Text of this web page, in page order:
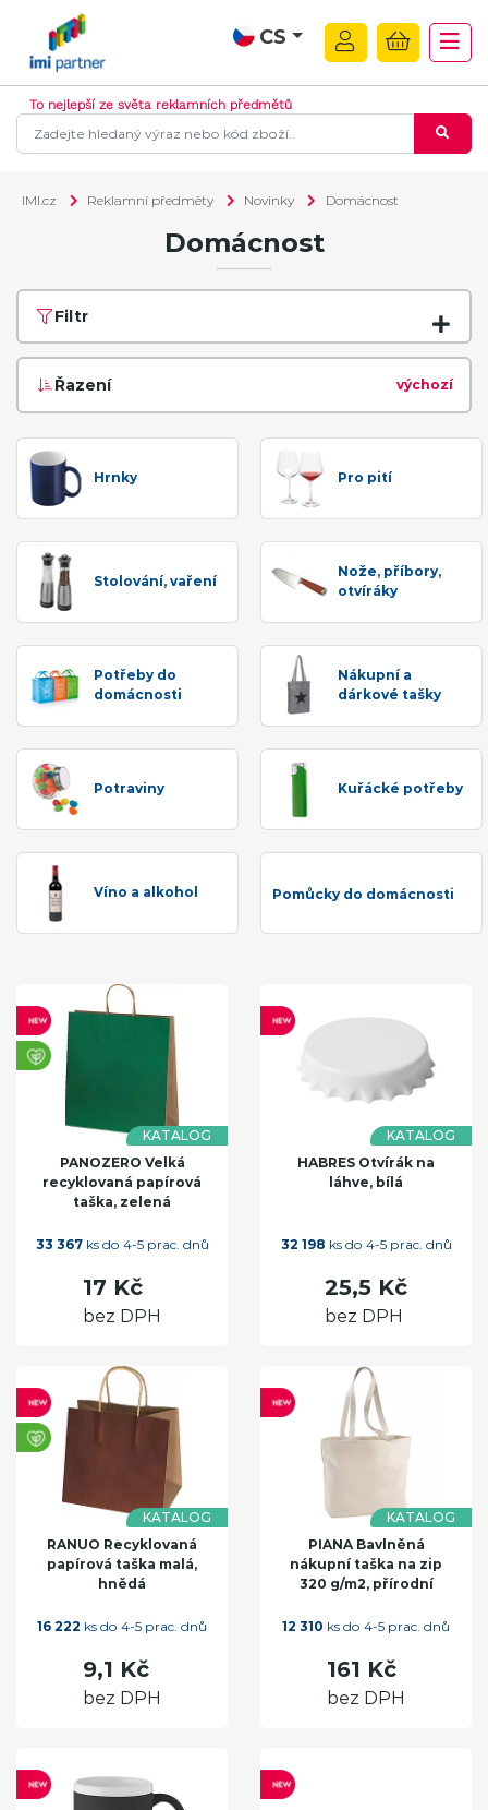
CS
To nejlepší ze světa reklamních předmětů
IMI.cz Reklamní předměty Novinky Domácnost
Domácnost
Filtr
Řazení výchozí
Hrnky Pro pití
Stolování, vaření
Nože, příbory,
otvíráky
Potřeby do
domácnosti
Nákupní a
dárkové tašky
Potraviny Kuřácké potřeby
Víno a alkohol Pomůcky do domácnosti
KATALOG
PANOZERO Velká
recyklovaná papírová
taška, zelená
33 367ks do 4-5 prac. dnů
17 Kč
bez DPH
KATALOG
HABRES Otvírák na
láhve, bílá
32 198 ks do 4-5 prac. dnů
25,5 Kč
bez DPH
KATALOG
RANUO Recyklovaná
papírová taška malá,
hnědá
16 222 ks do 4-5 prac. dnů
9,1 Kč
bez DPH
KATALOG
PIANA Bavlněná
nákupní taška na zip
320 g/m2, přírodní
12 310 ks do 4-5 prac. dnů
161 Kč
bez DPH